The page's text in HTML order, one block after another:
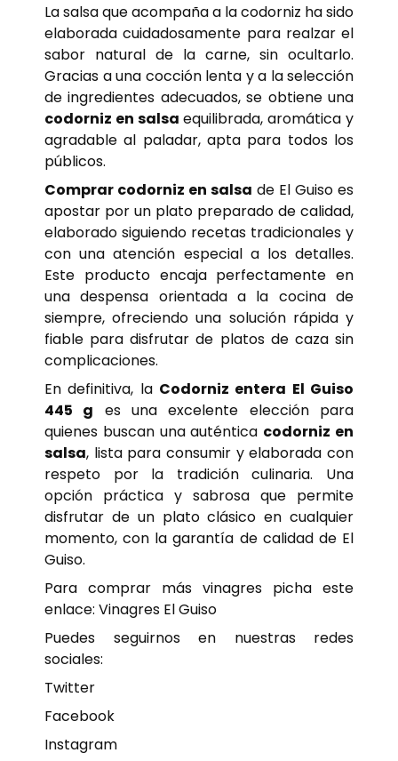
La salsa que acompaña a la codorniz ha sido
elaborada cuidadosamente para realzar el
sabor natural de la carne, sin ocultarlo.
Gracias a una cocción lenta y a la selección
de ingredientes adecuados, se obtiene una
codorniz en salsa equilibrada, aromática y
agradable al paladar, apta para todos los
públicos.
Comprar codorniz en salsa de El Guiso es
apostar por un plato preparado de calidad,
elaborado siguiendo recetas tradicionales y
con una atención especial a los detalles.
Este producto encaja perfectamente en
una despensa orientada a la cocina de
siempre, ofreciendo una solución rápida y
fiable para disfrutar de platos de caza sin
complicaciones.
En definitiva, la Codorniz entera El Guiso
445 g es una excelente elección para
quienes buscan una auténtica codorniz en
salsa, lista para consumir y elaborada con
respeto por la tradición culinaria. Una
opción práctica y sabrosa que permite
disfrutar de un plato clásico en cualquier
momento, con la garantía de calidad de El
Guiso.
Para comprar más vinagres picha este
enlace: Vinagres El Guiso
Puedes seguirnos en nuestras redes
sociales:
Twitter
Facebook
Instagram